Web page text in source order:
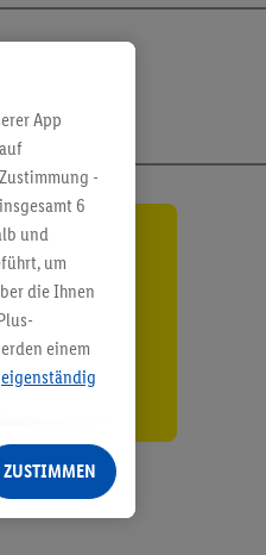
App
-
6
und
um
die Ihnen
einem
eigenständig
Ihr
Ihre
von
ZUSTIMMEN